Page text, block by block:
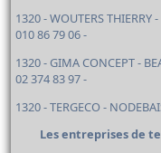
1320 - WOUTERS THIERRY
010 86 79 06 -
1320 - GIMA CONCEPT -
02 374 83 97 -
1320 - TERGECO -
Les entreprises de